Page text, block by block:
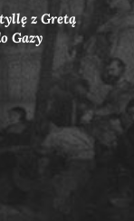
z Gretą
Gazy